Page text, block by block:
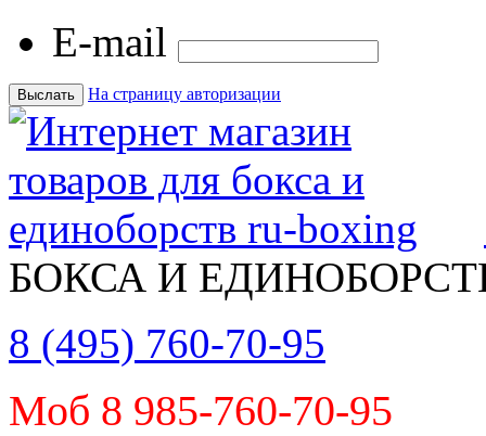
E-mail
На страницу авторизации
БОКСА И
8 (495) 760-70-95
Моб 8 985-760-70-95